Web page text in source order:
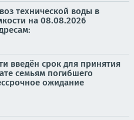
технической воды в
на 08.08.2026
введён срок для принятия
семьям погибшего
ожидание